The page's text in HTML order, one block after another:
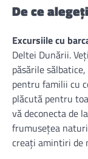
De ce
Excursiile cu
Deltei Dunării.
păsările
pentru familii cu
plăcută pentru
vă deconecta de
frumusețea
creați amintiri de